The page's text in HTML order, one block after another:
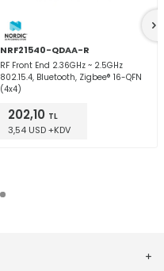
NRF21540-QDAA-R
RF Front End 2.36GHz ~ 2.5GHz
802.15.4, Bluetooth, Zigbee® 16-QFN
(4x4)
202,10 TL
3,54 USD +KDV